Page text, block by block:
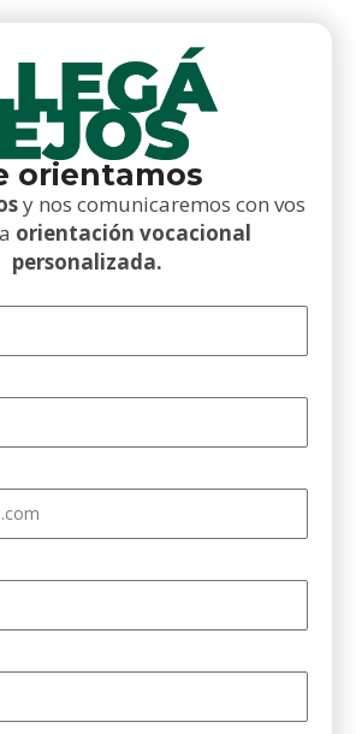
orientamos
y nos comunicaremos con vos
orientación vocacional
personalizada.